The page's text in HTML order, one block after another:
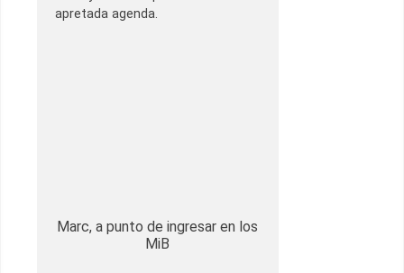
apretada agenda.
Marc, a punto de ingresar en los
MiB